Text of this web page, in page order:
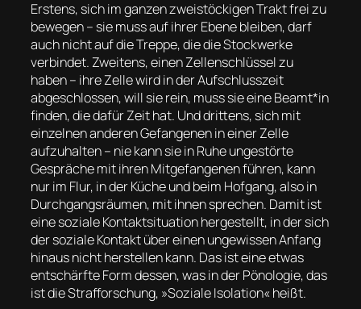
Erstens, sich im ganzen zweistöckigen Trakt frei zu
bewegen – sie muss auf ihrer Ebene bleiben, darf
auch nicht auf die Treppe, die die Stockwerke
verbindet. Zweitens, einen Zellenschlüssel zu
haben – ihre Zelle wird in der Aufschlusszeit
abgeschlossen, will sie rein, muss sie eine Beamt*in
finden, die dafür Zeit hat. Und drittens, sich mit
einzelnen anderen Gefangenen in einer Zelle
aufzuhalten – nie kann sie in Ruhe ungestörte
Gespräche mit ihren Mitgefangenen führen, kann
nur im Flur, in der Küche und beim Hofgang, also in
Durchgangsräumen, mit ihnen sprechen. Damit ist
eine soziale Kontaktsituation hergestellt, in der sich
der soziale Kontakt über einen ungewissen Anfang
hinaus nicht herstellen kann. Das ist eine etwas
entschärfte Form dessen, was in der Pönologie, das
ist die Strafforschung, »Soziale Isolation« heißt.